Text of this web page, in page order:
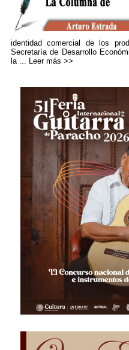
identidad comercial de los
Secretaría de Desarrollo
la ... Leer más >>